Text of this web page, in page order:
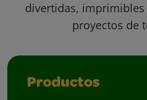
divertidas,
proyectos de
Productos